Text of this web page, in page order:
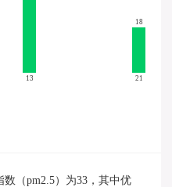
13
18
21
（pm2.5）为33，其中优